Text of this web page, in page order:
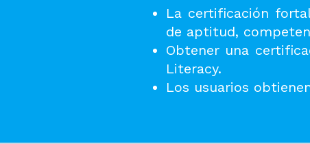
La certificación
de aptitud,
Obtener una
Literacy.
Los usuarios